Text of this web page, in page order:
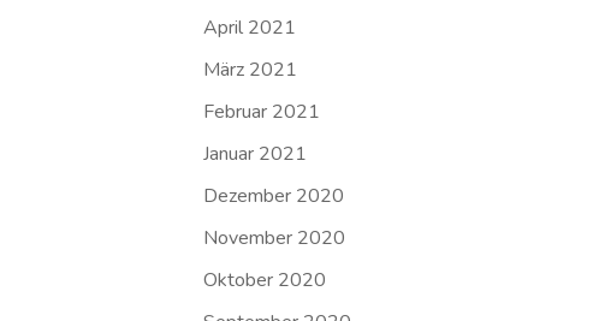
April 2021
März 2021
Februar 2021
Januar 2021
Dezember 2020
November 2020
Oktober 2020